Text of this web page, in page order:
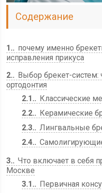
Содержание
1.
почему именно
исправления прикуса
2.
Выбор брекет-систем:
ортодонтия
2.1.
Классические
2.2.
Керамические
2.3.
Лингвальные
2.4.
3.
Что включает в себя
Москве
3.1.
Первичная